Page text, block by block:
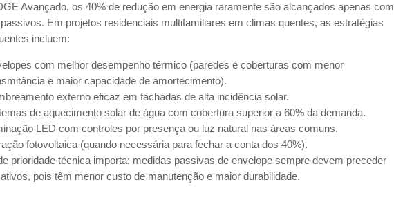
Avançado, os 40% de redução em energia raramente são alcançados apenas com
Em projetos residenciais multifamiliares em climas quentes, as estratégias
incluem:
com melhor desempenho térmico (paredes e coberturas com menor
e maior capacidade de amortecimento).
externo eficaz em fachadas de alta incidência solar.
de aquecimento solar de água com cobertura superior a 60% da demanda.
LED com controles por presença ou luz natural nas áreas comuns.
fotovoltaica (quando necessária para fechar a conta dos 40%).
prioridade técnica importa: medidas passivas de envelope sempre devem preceder
pois têm menor custo de manutenção e maior durabilidade.